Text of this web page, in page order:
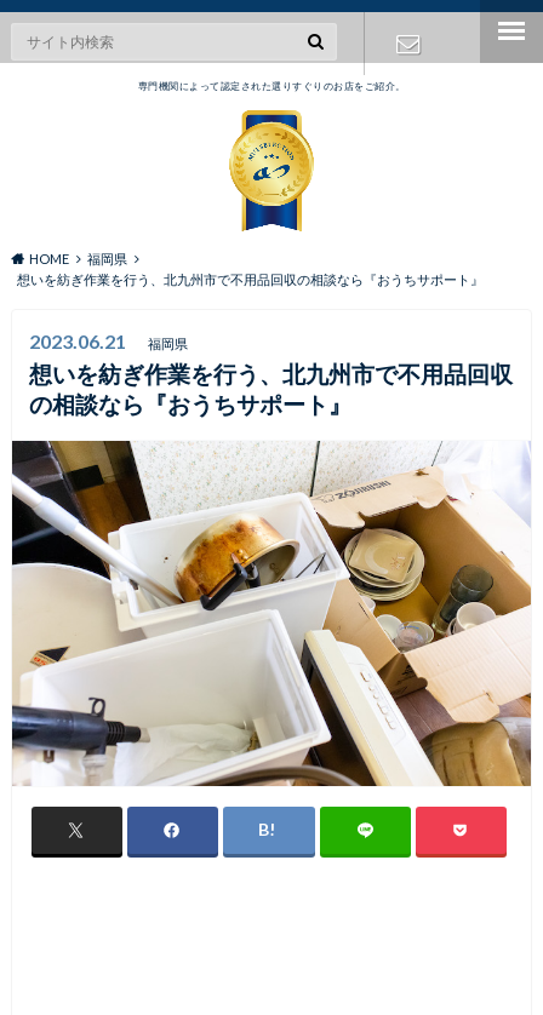
専門機関によって認定された選りすぐりのお店をご紹介。
HOME
福岡県
想いを紡ぎ作業を行う、北九州市で不用品回収の相談なら『おうちサポート』
2023.06.21 福岡県
想いを紡ぎ作業を行う、北九州市で不用品回収
の相談なら『おうちサポート』